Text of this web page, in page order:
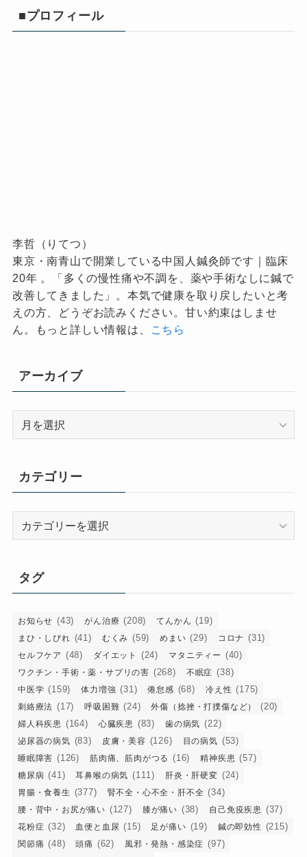
■プロフィール
李哲（りてつ）
東京・南青山で開業している中国人鍼灸師です｜臨床
20年 。「多くの慢性痛や不調を、薬や手術なしに鍼で
改善してきました」。本気で健康を取り戻したいと考
えの方、どうぞお読みください。甘い約束はしませ
ん。もっと詳しい情報は、
こちら
アーカイブ
ブ
カテゴリー
ー
タグ
お知らせ (43) がん治療 (208) てんかん (19)
まひ・しびれ (41) むくみ (59) めまい (29) コロナ (31)
セルフケア (48) ダイエット (24) マタニティー (40)
ワクチン・手術・薬・サプリの害 (268) 不眠症 (38)
中医学 (159) 体力増強 (31) 倦怠感 (68) 冷え性 (175)
刺絡療法 (17) 呼吸困難 (24) 外傷（捻挫・打撲傷など） (20)
婦人科疾患 (164) 心臓疾患 (83) 歯の病気 (22)
泌尿器の病気 (83) 皮膚・美容 (126) 目の病気 (53)
睡眠障害 (126) 筋肉痛、筋肉がつる (16) 精神疾患 (57)
糖尿病 (41) 耳鼻喉の病気 (111) 肝炎・肝硬変 (24)
胃腸・食養生 (377) 腎不全・心不全・肝不全 (34)
腰・背中・お尻が痛い (127) 膝が痛い (38) 自己免疫疾患 (37)
花粉症 (32) 血便と血尿 (15) 足が痛い (19) 鍼の即効性 (215)
関節痛 (48) 頭痛 (62) 風邪・発熱・感染症 (97)